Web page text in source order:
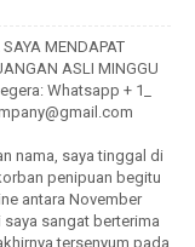
MENDAPAT
ASLI MINGGU
Whatsapp + 1_
nama, saya tinggal di
penipuan begitu
antara November
sangat berterima
tersenyum pada